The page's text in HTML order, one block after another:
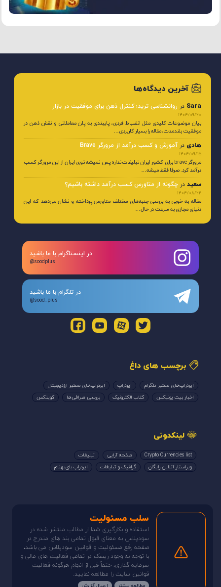
آخرین دیدگاه‌ها
Sara در روانشناسی ترید؛ کنترل ذهن برای موفقیت در بازار
1404/09/20
بیان موضوعات کلیدی مثل انضباط فردی، پایبندی به پلن معاملاتی و نقش ذهن در
موفقیت بلندمدت، مقاله را بسیار کاربردی…
هادی در آموزش و کسب درآمد از مرورگر Brave
1404/09/15
مرورگر brave برای کشور ایران تبلیغات نداره پس نمیشه توی ایران از این مرورگر کسب
درآمد کرد. صرفا فقط میشه…
سعید در چگونه از متاورس کسب درآمد داشته باشیم؟
1404/08/22
مقاله به خوبی به بررسی جنبه‌های مختلف متاورس پرداخته و نشان می‌دهد که این
دنیای مجازی به سرعت در حال…
در اینستاگرام با ما باشید
@soodplus
در تلگرام با ما باشید
@sood_plus
برچسب های داغ
ایردراپ‌های معتبر تلگرام ایردراپ
ایردراپ‌های معتبر ارزدیجیتال
اخبار بیت یونیکس
کتاب الکترونیک بررسی صرافی‌ها کوینکس
لینکدونی
Crypto Currencies list صفحه آرایی
تبلیغات
ویراستار آنلاین رایگان
گرافیک و تبلیغات ایردراپ بای‌بهنام
سلب مسئولیت
استفاده و بکارگیری شما از مطالب منتشر شده در
سودپلاس به معنای قبول تمامی بند های مندرج در
صفحه رفع مسئولیت و قوانین سودپلاس می باشد،
با توجه به وجود ریسک در تمامی فعالیت های مالی و
سرمایه گذاری، حتماً قبل از انجام هرگونه فعالیت
قوانین سایت را مطالعه نمایید.